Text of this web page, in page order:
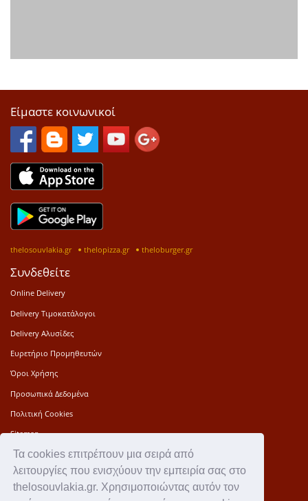
Τα cookies επιτρέπουν μια σειρά από
λειτουργίες που ενισχύουν την εμπειρία σας στο
thelosouvlakia.gr. Χρησιμοποιώντας αυτόν τον
Είμαστε κοινωνικοί
thelosouvlakia.gr thelopizza.gr theloburger.gr
Συνδεθείτε
Online Delivery
Delivery Τιμοκατάλογοι
Delivery Αλυσίδες
Ευρετήριο Προμηθευτών
Όροι Χρήσης
Προσωπικά Δεδομένα
Πολιτική Cookies
Sitemap
Press Kit
Επικοινωνία
Ιστορία